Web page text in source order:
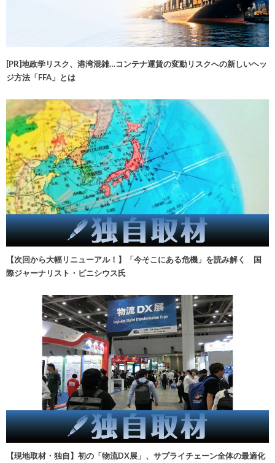
[PR]地政学リスク、港湾混雑…コンテナ運賃の変動リスクへの新しいヘッ
ジ方法「FFA」とは
【次回から大幅リニューアル！】「今そこにある危機」を読み解く 国
際ジャーナリスト・ビニシウス氏
【現地取材・独自】初の「物流DX展」、サプライチェーン全体の最適化